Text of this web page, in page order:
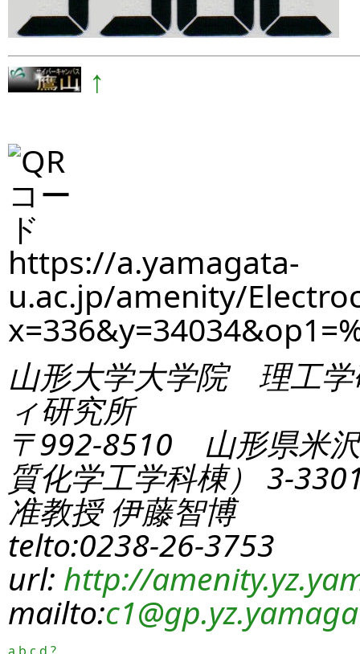
↑
https://a.yamagata-
u.ac.jp/amenity/
山形大学大学院 理工学
ィ研究所
〒992-8510 山形県米
質化学工学科棟） 3-
准教授 伊藤智博
telto:0238-26-3753
url: http://
mailto:c1